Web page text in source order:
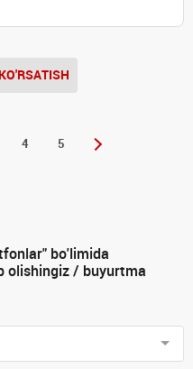
4 5
bo'limida
olishingiz / buyurtma